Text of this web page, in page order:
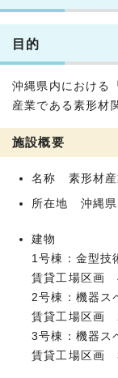
目的
沖縄県内における
産業である素形材
施設概要
名称 素形材産
所在地 沖縄県
建物
1号棟：金型
賃貸工場区画
2号棟：機器ス
賃貸工場区画
3号棟：機器ス
賃貸工場区画